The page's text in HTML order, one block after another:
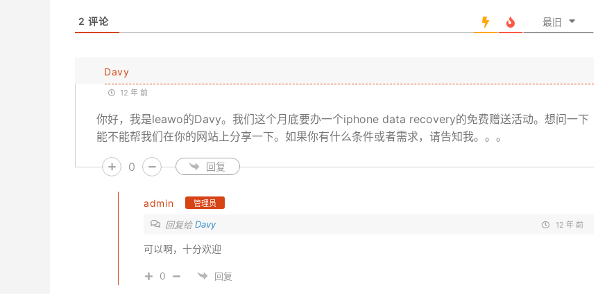
2 评论 最旧
Davy
12 年 前
你好，我是leawo的Davy。我们这个月底要办一个iphone data recovery的免费赠送活动。想问一下
能不能帮我们在你的网站上分享一下。如果你有什么条件或者需求，请告知我。。。
0 回复
admin 管理员
回复给Davy 12 年 前
可以啊，十分欢迎
0 回复